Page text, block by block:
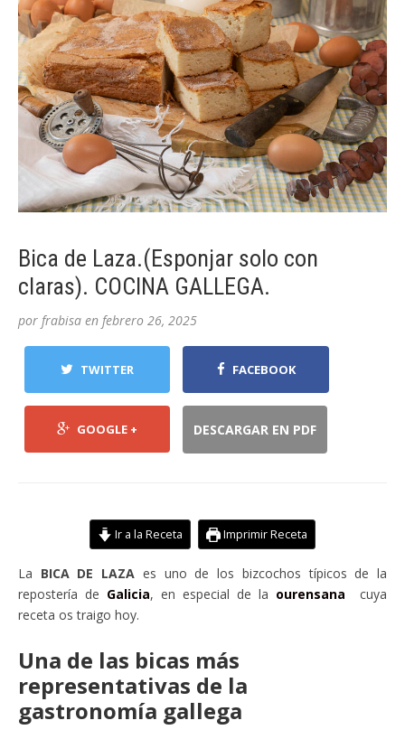
Bica de Laza.(Esponjar solo con
claras). COCINA GALLEGA.
por frabisa en febrero 26, 2025
TWITTER FACEBOOK
GOOGLE + DESCARGAR EN PDF
Ir a la Receta Imprimir Receta
La BICA DE LAZA es uno de los bizcochos típicos de la
repostería de Galicia, en especial de la ourensana cuya
receta os traigo hoy.
Una de las bicas más
representativas de la
gastronomía gallega